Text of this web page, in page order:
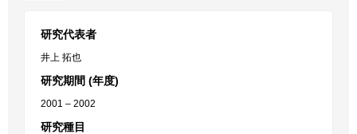
研究代表者
井上 拓也
研究期間 (年度)
2001 – 2002
研究種目